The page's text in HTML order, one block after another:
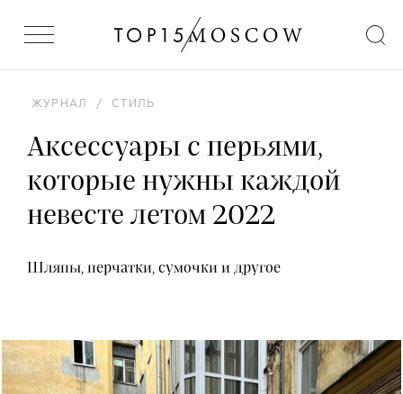
ЖУРНАЛ / СТИЛЬ
Аксессуары с перьями,
которые нужны каждой
невесте летом 2022
Шляпы, перчатки, сумочки и другое